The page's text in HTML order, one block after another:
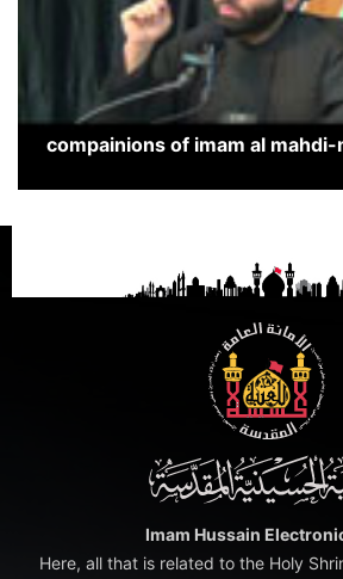
compainions of imam al
Imam Hussain
Here, all that is related to the Holy